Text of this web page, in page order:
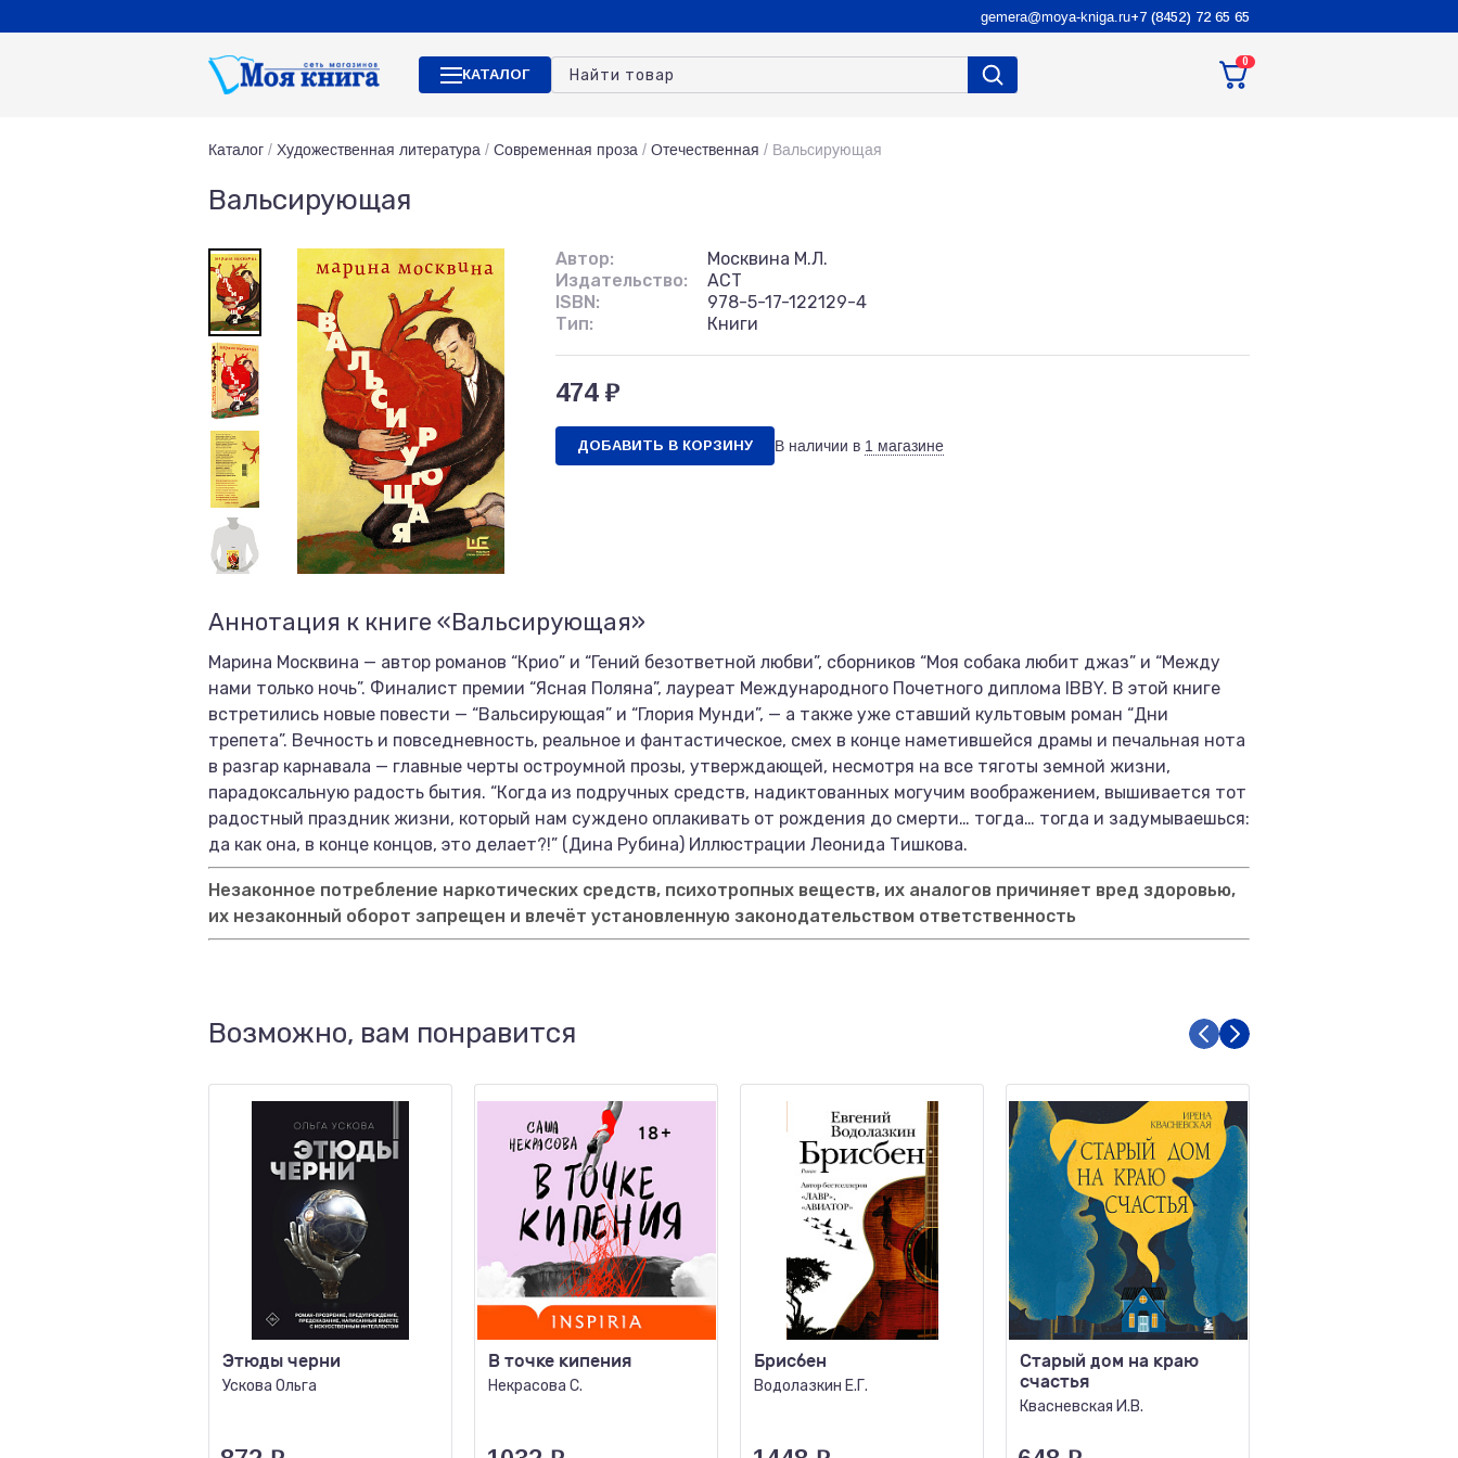
gemera@moya-kniga.ru+7 (8452) 72 65 65
КАТАЛОГ
0
Каталог / Художественная литература / Современная проза / Отечественная / Вальсирующая
Вальсирующая
Автор:
Москвина М.Л.
Издательство:
АСТ
ISBN:
978-5-17-122129-4
Тип:
Книги
474 ₽
ДОБАВИТЬ В КОРЗИНУ В наличии в 1 магазине
Аннотация к книге «Вальсирующая»
Марина Москвина — автор романов “Крио” и “Гений безответной любви”, сборников “Моя собака любит джаз” и “Между
нами только ночь”. Финалист премии “Ясная Поляна”, лауреат Международного Почетного диплома IBBY. В этой книге
встретились новые повести — “Вальсирующая” и “Глория Мунди”, — а также уже ставший культовым роман “Дни
трепета”. Вечность и повседневность, реальное и фантастическое, смех в конце наметившейся драмы и печальная нота
в разгар карнавала — главные черты остроумной прозы, утверждающей, несмотря на все тяготы земной жизни,
парадоксальную радость бытия. “Когда из подручных средств, надиктованных могучим воображением, вышивается тот
радостный праздник жизни, который нам суждено оплакивать от рождения до смерти… тогда… тогда и задумываешься:
да как она, в конце концов, это делает?!” (Дина Рубина) Иллюстрации Леонида Тишкова.
Незаконное потребление наркотических средств, психотропных веществ, их аналогов причиняет вред здоровью,
их незаконный оборот запрещен и влечёт установленную законодательством ответственность
Возможно, вам понравится
Этюды черни
Ускова Ольга
В точке кипения
Некрасова С.
Брисбен
Водолазкин Е.Г.
Старый дом на краю
счастья
Квасневская И.В.